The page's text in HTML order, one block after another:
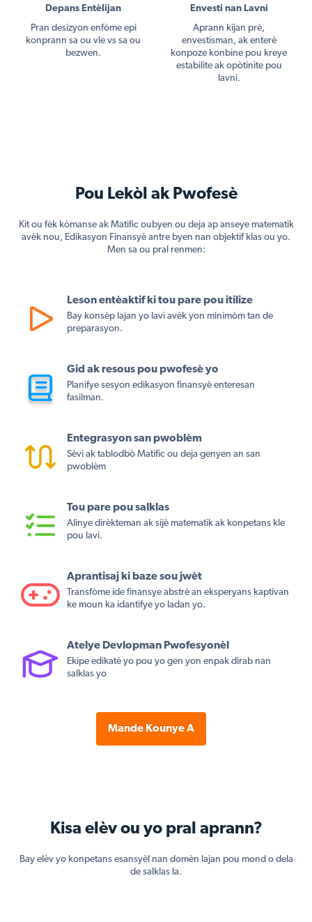
Depans Entèlijan
Pran desizyon enfòme epi
konprann sa ou vle vs sa ou
bezwen.
Envesti nan Lavni
Aprann kijan prè,
envestisman, ak enterè
konpoze konbine pou kreye
estabilite ak opòtinite pou
lavni.
Pou Lekòl ak Pwofesè
Kit ou fèk kòmanse ak Matific oubyen ou deja ap anseye matematik
avèk nou, Edikasyon Finansyè antre byen nan objektif klas ou yo.
Men sa ou pral renmen:
Leson entèaktif ki tou pare pou itilize
Bay konsèp lajan yo lavi avèk yon minimòm tan de
preparasyon.
Gid ak resous pou pwofesè yo
Planifye sesyon edikasyon finansyè enteresan
fasilman.
Entegrasyon san pwoblèm
Sèvi ak tablodbò Matific ou deja genyen an san
pwoblèm
Tou pare pou salklas
Alinye dirèkteman ak sijè matematik ak konpetans kle
pou lavi.
Aprantisaj ki baze sou jwèt
Transfòme ide finansye abstrè an eksperyans kaptivan
ke moun ka idantifye yo ladan yo.
Atelye Devlopman Pwofesyonèl
Ekipe edikatè yo pou yo gen yon enpak dirab nan
salklas yo
Mande Kounye A
Kisa elèv ou yo pral aprann?
Bay elèv yo konpetans esansyèl nan domèn lajan pou mond o dela
de salklas la.